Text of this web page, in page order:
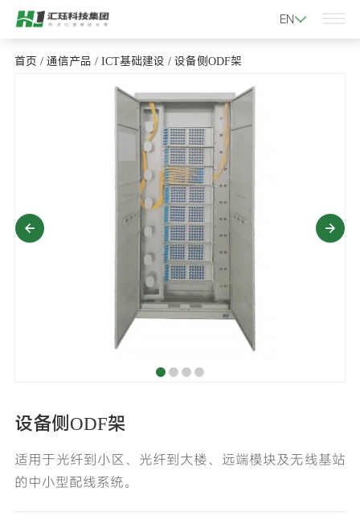
EN
首页 / 通信产品 / ICT基础建设 / 设备侧ODF架
设备侧ODF架
适用于光纤到小区、光纤到大楼、远端模块及无线基站
的中小型配线系统。